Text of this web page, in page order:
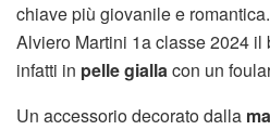
chiave più giovanile e
Alviero Martini 1a classe 2024 il
infatti in pelle giallacon un
Un accessorio decorato dalla